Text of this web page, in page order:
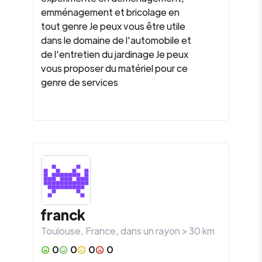
emménagement et bricolage en
tout genre Je peux vous être utile
dans le domaine de l'automobile et
de l'entretien du jardinage Je peux
vous proposer du matériel pour ce
genre de services
franck
Toulouse, France, dans un rayon >30km
0
0 0 0